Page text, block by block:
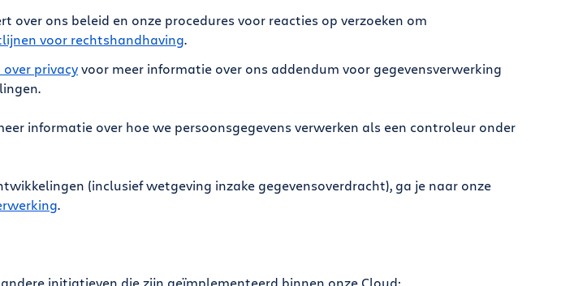
over ons beleid en onze procedures voor reacties op verzoeken om
voor rechtshandhaving.
privacyvoor meer informatie over ons addendum voor gegevensverwerking
informatie over hoe we persoonsgegevens verwerken als een controleur onder
(inclusief wetgeving inzake gegevensoverdracht), ga je naar onze
.
initiatieven die zijn geïmplementeerd binnen onze Cloud: